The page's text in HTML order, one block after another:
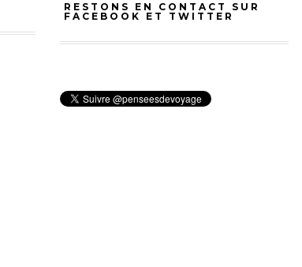
RESTONS EN CONTACT SUR
FACEBOOK ET TWITTER